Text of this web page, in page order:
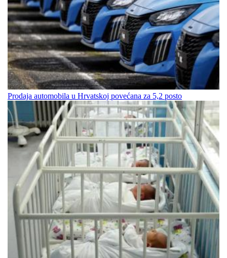
Prodaja automobila u Hrvatskoj povećana za 5,2 posto